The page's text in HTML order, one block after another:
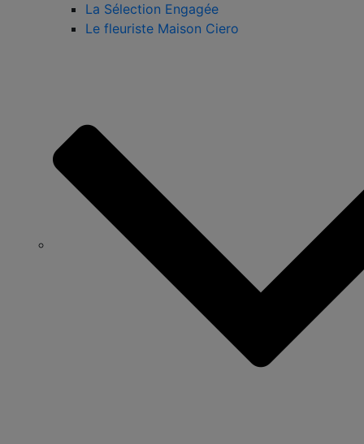
La Sélection Engagée
Le fleuriste Maison Ciero